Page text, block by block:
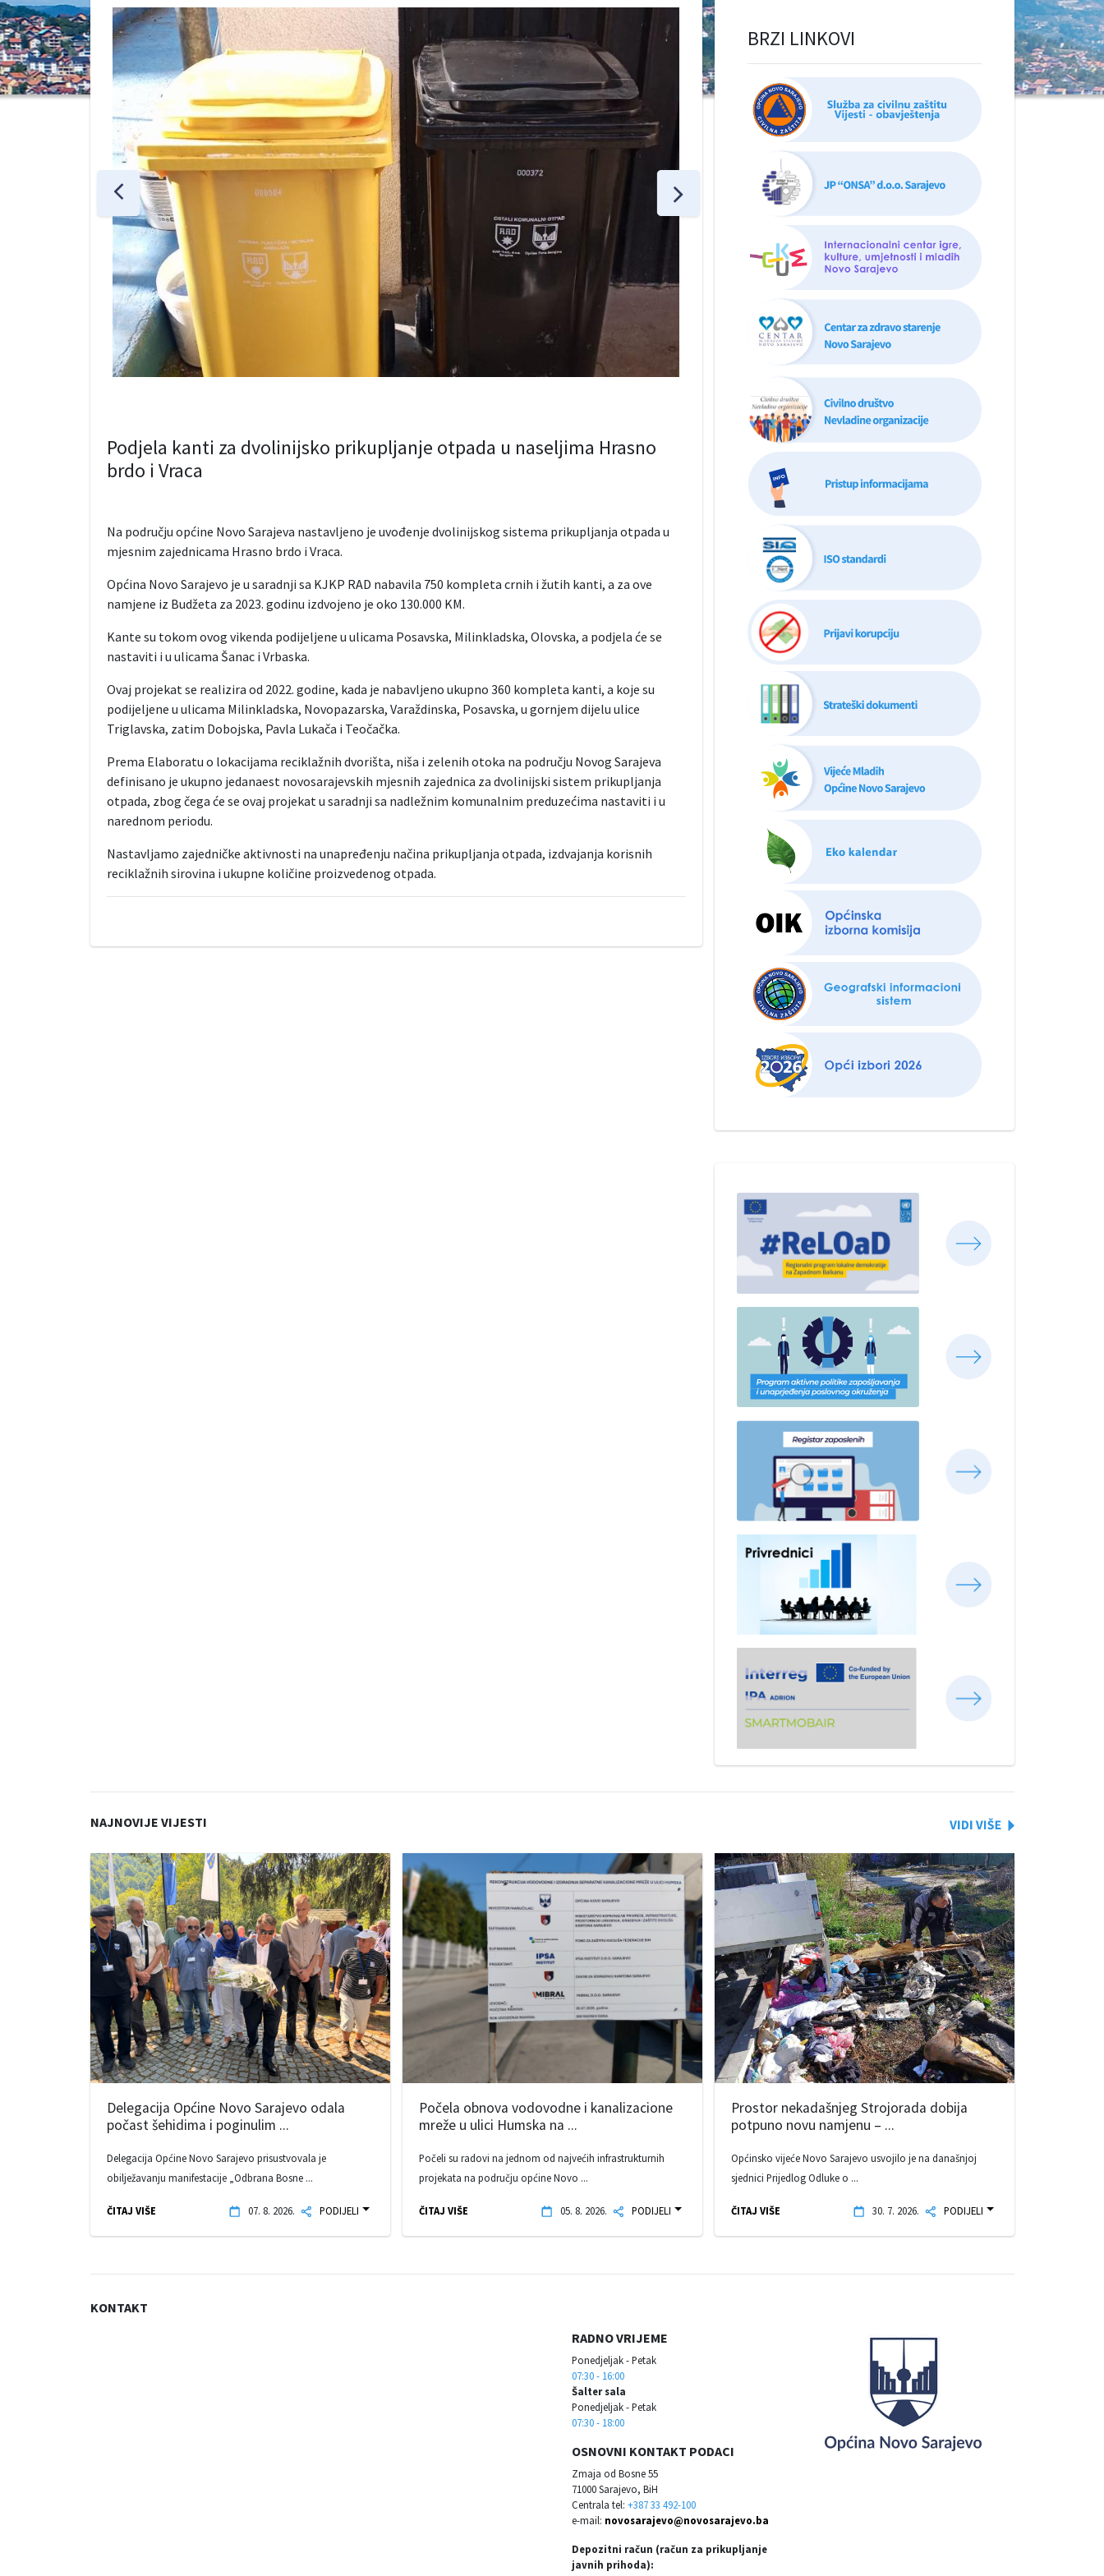
Podjela kanti za dvolinijsko prikupljanje otpada u naseljima Hrasno
brdo i Vraca
Na području općine Novo Sarajeva nastavljeno je uvođenje dvolinijskog sistema prikupljanja otpada u
mjesnim zajednicama Hrasno brdo i Vraca.
Općina Novo Sarajevo je u saradnji sa KJKP RAD nabavila 750 kompleta crnih i žutih kanti, a za ove
namjene iz Budžeta za 2023. godinu izdvojeno je oko 130.000 KM.
Kante su tokom ovog vikenda podijeljene u ulicama Posavska, Milinkladska, Olovska, a podjela će se
nastaviti i u ulicama Šanac i Vrbaska.
Ovaj projekat se realizira od 2022. godine, kada je nabavljeno ukupno 360 kompleta kanti, a koje su
podijeljene u ulicama Milinkladska, Novopazarska, Varaždinska, Posavska, u gornjem dijelu ulice
Triglavska, zatim Dobojska, Pavla Lukača i Teočačka.
Prema Elaboratu o lokacijama reciklažnih dvorišta, niša i zelenih otoka na području Novog Sarajeva
definisano je ukupno jedanaest novosarajevskih mjesnih zajednica za dvolinijski sistem prikupljanja
otpada, zbog čega će se ovaj projekat u saradnji sa nadležnim komunalnim preduzećima nastaviti i u
narednom periodu.
Nastavljamo zajedničke aktivnosti na unapređenju načina prikupljanja otpada, izdvajanja korisnih
reciklažnih sirovina i ukupne količine proizvedenog otpada.
BRZI LINKOVI
NAJNOVIJE VIJESTI
Delegacija Općine Novo Sarajevo odala
počast šehidima i poginulim ...
Delegacija Općine Novo Sarajevo prisustvovala je
obilježavanju manifestacije „Odbrana Bosne ...
ČITAJ VIŠE 07. 8. 2026. PODIJELI
Počela obnova vodovodne i kanalizacione
mreže u ulici Humska na ...
Počeli su radovi na jednom od najvećih infrastrukturnih
projekata na području općine Novo ...
ČITAJ VIŠE 05. 8. 2026. PODIJELI
Prostor nekadašnjeg Strojorada dobija
potpuno novu namjenu – ...
Općinsko vijeće Novo Sarajevo usvojilo je na današnjoj
sjednici Prijedlog Odluke o ...
ČITAJ VIŠE 30. 7. 2026. PODIJELI
KONTAKT
RADNO VRIJEME
Ponedjeljak - Petak
07:30 - 16:00
Šalter sala
Ponedjeljak - Petak
07:30 - 18:00
OSNOVNI KONTAKT PODACI
Zmaja od Bosne 55
71000 Sarajevo, BiH
Centrala tel: +387 33 492-100
e-mail: novosarajevo@novosarajevo.ba
Depozitni račun (račun za prikupljanje
javnih prihoda):